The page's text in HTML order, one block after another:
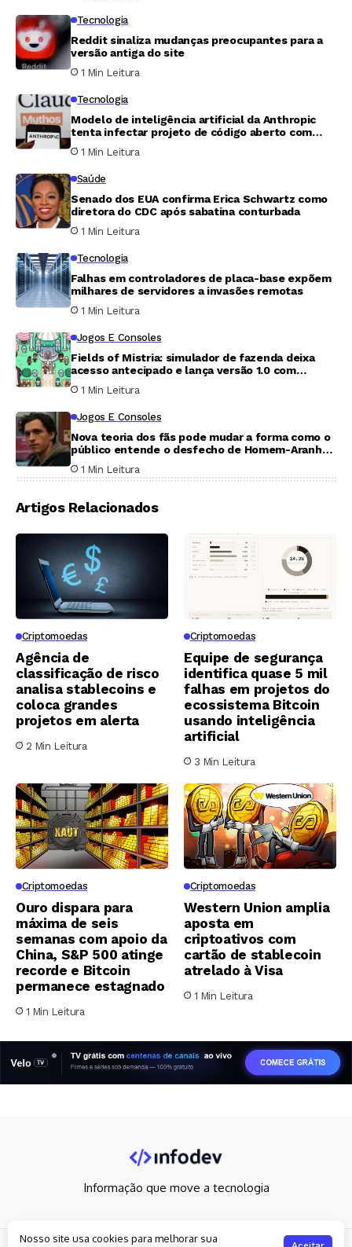
Tecnologia
Reddit sinaliza mudanças preocupantes para a
versão antiga do site
1 Min Leitura
Tecnologia
Modelo de inteligência artificial da Anthropic
tenta infectar projeto de código aberto com
código malicioso
1 Min Leitura
Saúde
Senado dos EUA confirma Erica Schwartz como
diretora do CDC após sabatina conturbada
1 Min Leitura
Tecnologia
Falhas em controladores de placa-base expõem
milhares de servidores a invasões remotas
1 Min Leitura
Jogos E Consoles
Fields of Mistria: simulador de fazenda deixa
acesso antecipado e lança versão 1.0 com
casamento e filhos
1 Min Leitura
Jogos E Consoles
Nova teoria dos fãs pode mudar a forma como o
público entende o desfecho de Homem-Aranha:
Um Novo Dia
1 Min Leitura
Artigos Relacionados
Criptomoedas
Agência de
classificação de risco
analisa stablecoins e
coloca grandes
projetos em alerta
2 Min Leitura
Criptomoedas
Equipe de segurança
identifica quase 5 mil
falhas em projetos do
ecossistema Bitcoin
usando inteligência
artificial
3 Min Leitura
Criptomoedas
Ouro dispara para
máxima de seis
semanas com apoio da
China, S&P 500 atinge
recorde e Bitcoin
permanece estagnado
1 Min Leitura
Criptomoedas
Western Union amplia
aposta em
criptoativos com
cartão de stablecoin
atrelado à Visa
1 Min Leitura
Informação que move a tecnologia
Nosso site usa cookies para melhorar sua